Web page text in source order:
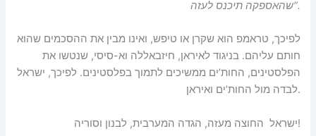
שהאספקה תיכנס לעזה”.
לפיכך, טראמפ הוא שקרן או טיפש, ואינו מבין את ההסכמים שהוא
חותם עליהם. בניגוד לאיראן, חיזבאללה וא-סיסי, שנטשו את
הפלסטינים, החות’ים ממשיכים לתמוך בפלסטינים. לפיכך, ישראל
לבדה מול החות’ים ואיראן.
ישראל החוצה מעזה, הגדה המערבית, לבנון וסוריה!